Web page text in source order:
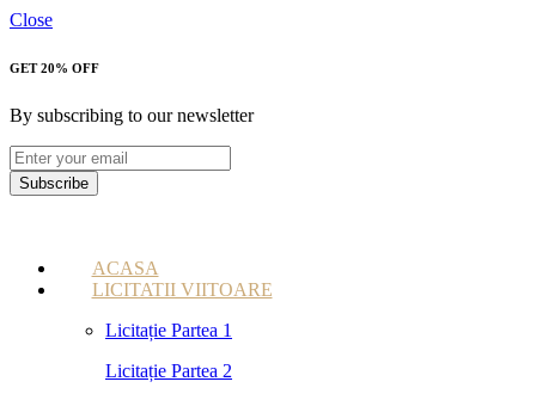
Close
GET 20% OFF
By subscribing to our newsletter
Subscribe
ACASA
LICITATII VIITOARE
Licitație Partea 1
Licitație Partea 2